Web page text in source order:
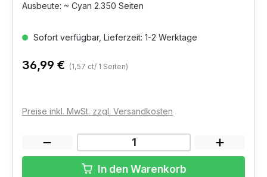
Ausbeute: ~ Cyan 2.350 Seiten
Sofort verfügbar, Lieferzeit: 1-2 Werktage
36,99 € (1,57 ct/ 1 Seiten)
Preise inkl. MwSt. zzgl. Versandkosten
In den Warenkorb